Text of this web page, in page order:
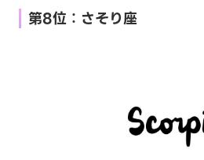
第8位：さそり座